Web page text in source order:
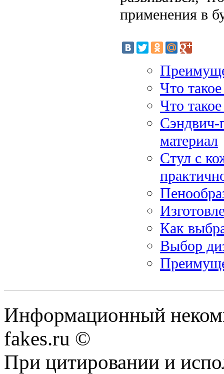
применения в
Что
Что
Сэндвич-
материал
Стул с
Как
Выбор
Информационный
fakes.ru ©
При цитировании и